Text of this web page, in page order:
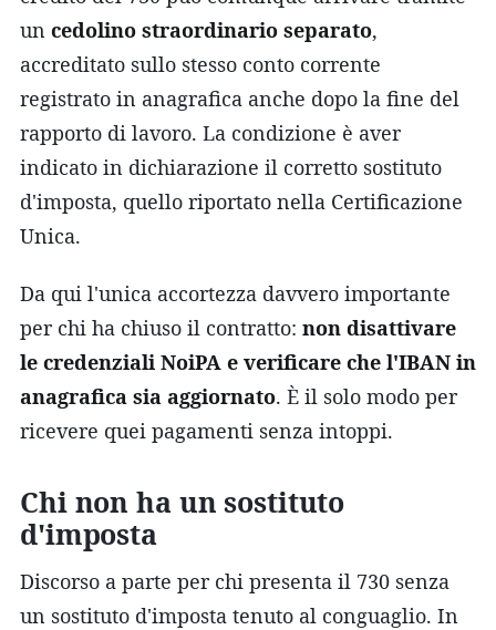
un cedolino straordinario separato,
accreditato sullo stesso conto corrente
registrato in anagrafica anche dopo la fine del
rapporto di lavoro. La condizione è aver
indicato in dichiarazione il corretto sostituto
d'imposta, quello riportato nella Certificazione
Unica.
Da qui l'unica accortezza davvero importante
per chi ha chiuso il contratto: non disattivare
le credenziali NoiPA e verificare che l'IBAN in
anagrafica sia aggiornato. È il solo modo per
ricevere quei pagamenti senza intoppi.
Chi non ha un sostituto
d'imposta
Discorso a parte per chi presenta il 730 senza
un sostituto d'imposta tenuto al conguaglio. In